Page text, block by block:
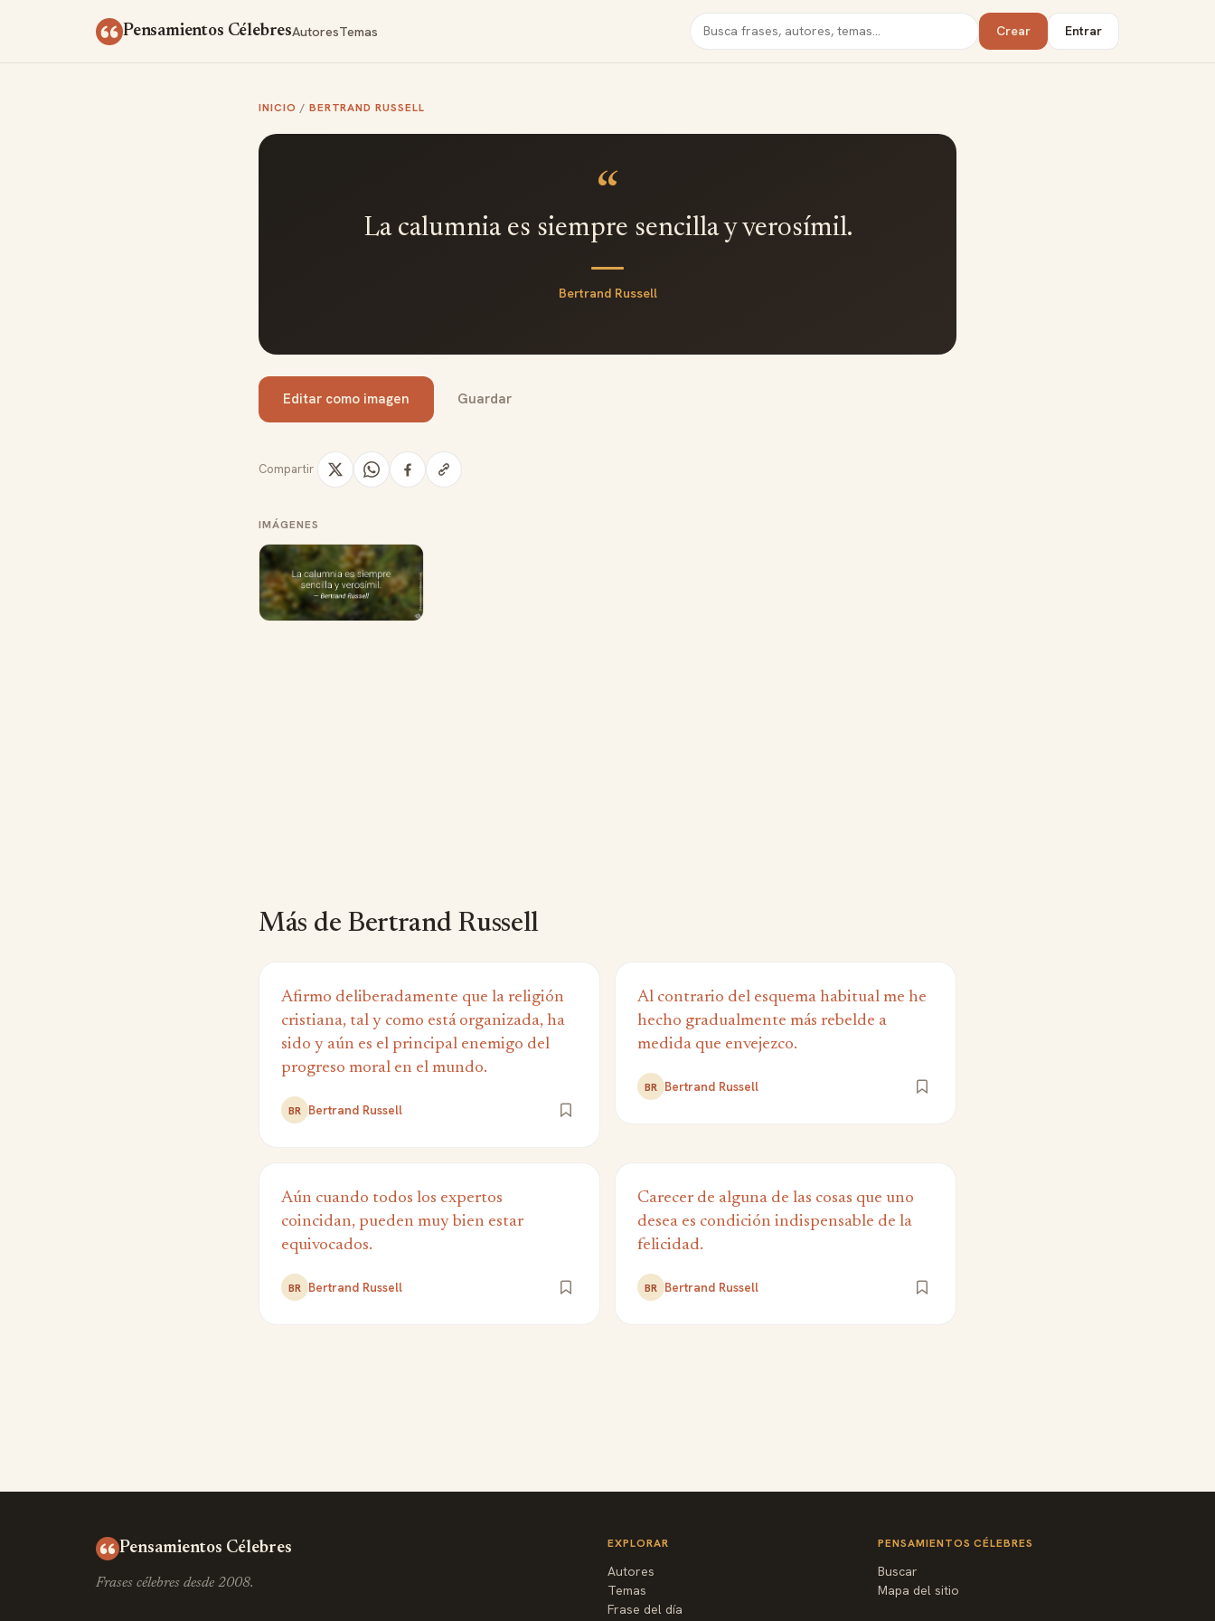
Pensamientos CélebresAutoresTemas Buscar Crear Entrar
INICIO / BERTRAND RUSSELL
“
La calumnia es siempre sencilla y verosímil.
Bertrand Russell
Editar como imagen Guardar
Compartir
IMÁGENES
Más de Bertrand Russell
Afirmo deliberadamente que la religión
cristiana, tal y como está organizada, ha
sido y aún es el principal enemigo del
progreso moral en el mundo.
BR Bertrand Russell
Al contrario del esquema habitual me he
hecho gradualmente más rebelde a
medida que envejezco.
BR Bertrand Russell
Aún cuando todos los expertos
coincidan, pueden muy bien estar
equivocados.
BR Bertrand Russell
Carecer de alguna de las cosas que uno
desea es condición indispensable de la
felicidad.
BR Bertrand Russell
Pensamientos Célebres
Frases célebres desde 2008.
EXPLORAR
Autores
Temas
Frase del día
PENSAMIENTOS CÉLEBRES
Buscar
Mapa del sitio